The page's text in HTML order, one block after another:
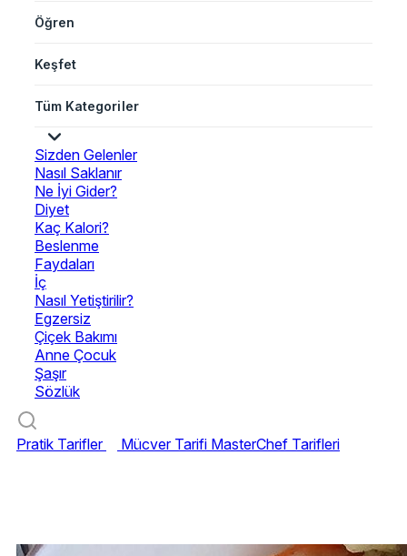
Öğren
Keşfet
Tüm Kategoriler
Sizden Gelenler
Nasıl Saklanır
Ne İyi Gider?
Diyet
Kaç Kalori?
Beslenme
Faydaları
İç
Nasıl Yetiştirilir?
Egzersiz
Çiçek Bakımı
Anne Çocuk
Şaşır
Sözlük
Pratik Tarifler Mücver Tarifi MasterChef Tarifleri